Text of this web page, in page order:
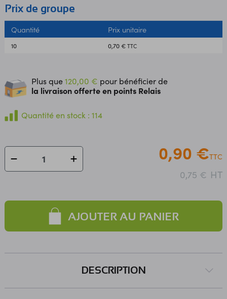
Prix de groupe
Quantité Prix unitaire
10 0,70 €TTC
Plus que120,00 € pour bénéficier de
la livraison offerte en points Relais
Quantité en stock : 114
0,90 €TTC
0,75 € HT
AJOUTER AU PANIER
DESCRIPTION